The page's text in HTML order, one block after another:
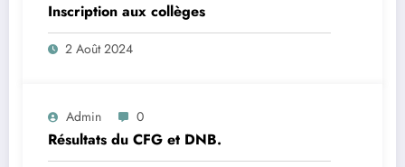
Inscription aux collèges
2 Août 2024
Admin 0
Résultats du CFG et DNB.